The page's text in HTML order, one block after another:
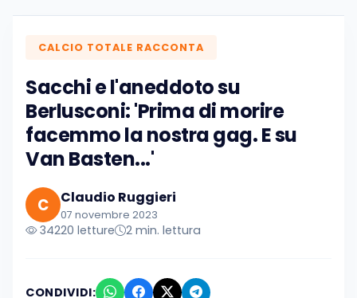
CALCIO TOTALE RACCONTA
Sacchi e l'aneddoto su
Berlusconi: 'Prima di morire
facemmo la nostra gag. E su
Van Basten...'
C Claudio Ruggieri
07 novembre 2023
34220 letture 2 min. lettura
CONDIVIDI: